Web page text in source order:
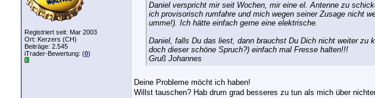
Registriert seit: Mar 2003
Ort: Kerzers (CH)
Beiträge: 2.545
iTrader-Bewertung: (0)
Daniel verspricht mir seit Wochen, mir eine el. Antenne zu
ich provisorisch rumfahre und mich wegen seiner Zusage nicht
umme!). Ich hätte einfach gerne eine elektrische.
Daniel, falls Du das liest, dann brauchst Du Dich nicht weiter
doch dieser schöne Spruch?) einfach mal Fresse halten!!!
Gruß Johannes
Deine Probleme möcht ich haben!
Willst tauschen? Hab drum grad besseres zu tun als mich über